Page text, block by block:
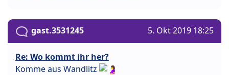
gast.3531245 5. Okt 2019 18:25
Re: Wo kommt ihr her?
Komme aus Wandlitz